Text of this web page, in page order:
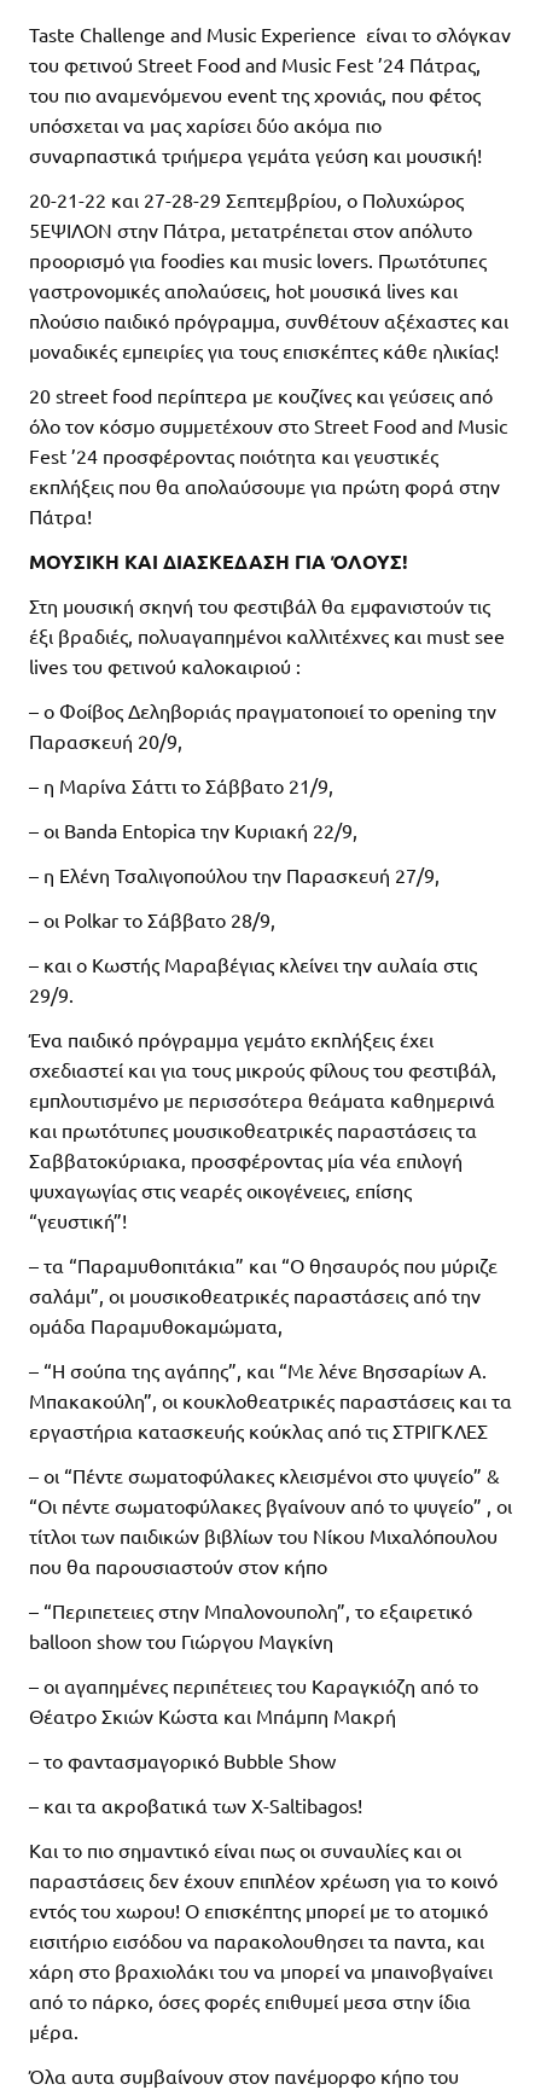
Taste Challenge and Music Experience είναι το σλόγκαν
του φετινού Street Food and Music Fest ’24 Πάτρας,
του πιο αναμενόμενου event της χρονιάς, που φέτος
υπόσχεται να μας χαρίσει δύο ακόμα πιο
συναρπαστικά τριήμερα γεμάτα γεύση και μουσική!
20-21-22 και 27-28-29 Σεπτεμβρίου, ο Πολυχώρος
5ΕΨΙΛΟΝ στην Πάτρα, μετατρέπεται στον απόλυτο
προορισμό για foodies και music lovers. Πρωτότυπες
γαστρονομικές απολαύσεις, hot μουσικά lives και
πλούσιο παιδικό πρόγραμμα, συνθέτουν αξέχαστες και
μοναδικές εμπειρίες για τους επισκέπτες κάθε ηλικίας!
20 street food περίπτερα με κουζίνες και γεύσεις από
όλο τον κόσμο συμμετέχουν στο Street Food and Music
Fest ’24 προσφέροντας ποιότητα και γευστικές
εκπλήξεις που θα απολαύσουμε για πρώτη φορά στην
Πάτρα!
ΜΟΥΣΙΚΗ ΚΑΙ ΔΙΑΣΚΕΔΑΣΗ ΓΙΑ ΌΛΟΥΣ!
Στη μουσική σκηνή του φεστιβάλ θα εμφανιστούν τις
έξι βραδιές, πολυαγαπημένοι καλλιτέχνες και must see
lives του φετινού καλοκαιριού :
– ο Φοίβος Δεληβοριάς πραγματοποιεί το opening την
Παρασκευή 20/9,
– η Μαρίνα Σάττι το Σάββατο 21/9,
– οι Banda Entopica την Κυριακή 22/9,
– η Ελένη Τσαλιγοπούλου την Παρασκευή 27/9,
– οι Polkar το Σάββατο 28/9,
– και ο Κωστής Μαραβέγιας κλείνει την αυλαία στις
29/9.
Ένα παιδικό πρόγραμμα γεμάτο εκπλήξεις έχει
σχεδιαστεί και για τους μικρούς φίλους του φεστιβάλ,
εμπλουτισμένο με περισσότερα θεάματα καθημερινά
και πρωτότυπες μουσικοθεατρικές παραστάσεις τα
Σαββατοκύριακα, προσφέροντας μία νέα επιλογή
ψυχαγωγίας στις νεαρές οικογένειες, επίσης
“γευστική”!
– τα “Παραμυθοπιτάκια” και “Ο θησαυρός που μύριζε
σαλάμι”, οι μουσικοθεατρικές παραστάσεις από την
ομάδα Παραμυθοκαμώματα,
– “Η σούπα της αγάπης”, και “Με λένε Βησσαρίων Α.
Μπακακούλη”, οι κουκλοθεατρικές παραστάσεις και τα
εργαστήρια κατασκευής κούκλας από τις ΣΤΡΙΓΚΛΕΣ
– οι “Πέντε σωματοφύλακες κλεισμένοι στο ψυγείο” &
“Οι πέντε σωματοφύλακες βγαίνουν από το ψυγείο” , οι
τίτλοι των παιδικών βιβλίων του Νίκου Μιχαλόπουλου
που θα παρουσιαστούν στον κήπο
– “Περιπετειες στην Μπαλονουπολη”, το εξαιρετικό
balloοn show του Γιώργου Μαγκίνη
– οι αγαπημένες περιπέτειες του Καραγκιόζη από το
Θέατρο Σκιών Κώστα και Μπάμπη Μακρή
– το φαντασμαγορικό Bubble Show
– και τα ακροβατικά των Χ-Saltibagos!
Και το πιο σημαντικό είναι πως οι συναυλίες και οι
παραστάσεις δεν έχουν επιπλέον χρέωση για το κοινό
εντός του χωρου! Ο επισκέπτης μπορεί με το ατομικό
εισιτήριο εισόδου να παρακολουθησει τα παντα, και
χάρη στο βραχιολάκι του να μπορεί να μπαινοβγαίνει
από το πάρκο, όσες φορές επιθυμεί μεσα στην ίδια
μέρα.
Όλα αυτα συμβαίνουν στον πανέμορφο κήπο του